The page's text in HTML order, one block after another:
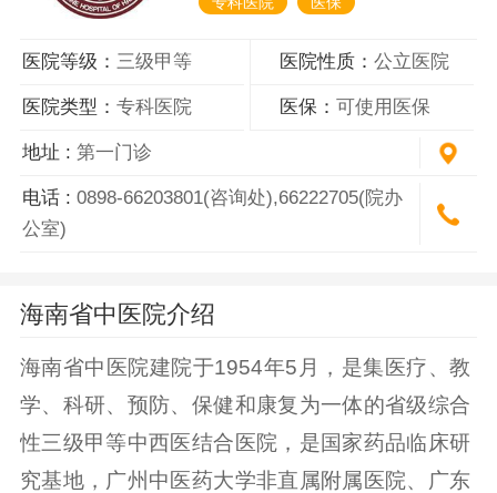
医院等级：三级甲等 医院性质：公立医院
医院类型：专科医院 医保：可使用医保
地址 :第一门诊
电话 :0898-66203801(咨询处),66222705(院办
公室)
海南省中医院介绍
海南省中医院建院于1954年5月，是集医疗、教
学、科研、预防、保健和康复为一体的省级综合
性三级甲等中西医结合医院，是国家药品临床研
究基地，广州中医药大学非直属附属医院、广东